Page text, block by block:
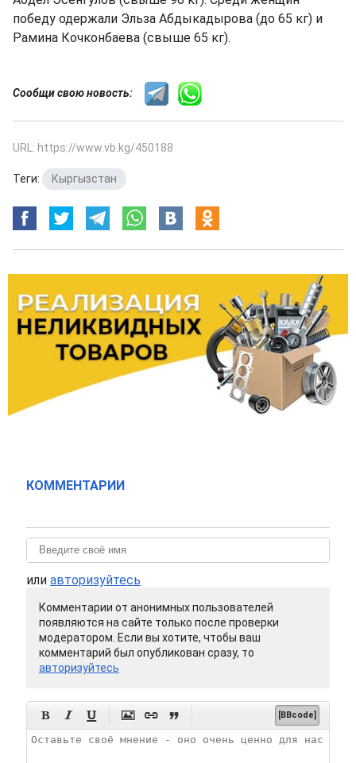
победу одержали Эльза Абдыкадырова (до 65 кг) и
Рамина Кочконбаева (свыше 65 кг).
Сообщи свою новость:
URL: https://www.vb.kg/450188
Теги: Кыргызстан
КОММЕНТАРИИ
или авторизуйтесь
Комментарии от анонимных пользователей
появляются на сайте только после проверки
модератором. Если вы хотите, чтобы ваш
комментарий был опубликован сразу, то
авторизуйтесь
      [BBcode]